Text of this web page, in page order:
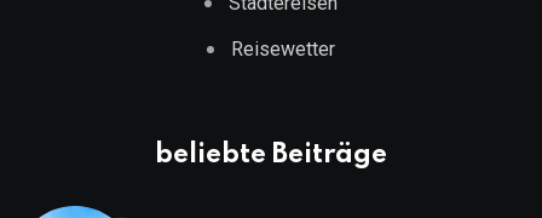
Reisewetter
beliebte Beiträge